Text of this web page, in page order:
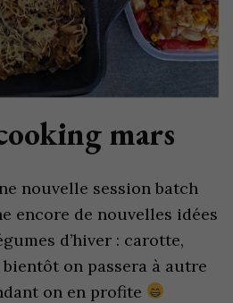
mars
nouvelle session batch
encore de nouvelles idées
d’hiver : carotte,
on passera à autre
on en profite